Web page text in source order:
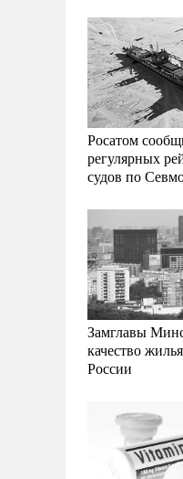
Росатом
регулярных
судов по
Замглавы
качество
России